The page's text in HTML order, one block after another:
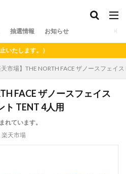
抽選情報 お知らせ
ます。）
天市場】THE NORTH FACE ザノースフェイ
FACE ザノースフェイス
ト TENT 4人用
れています。
楽天市場